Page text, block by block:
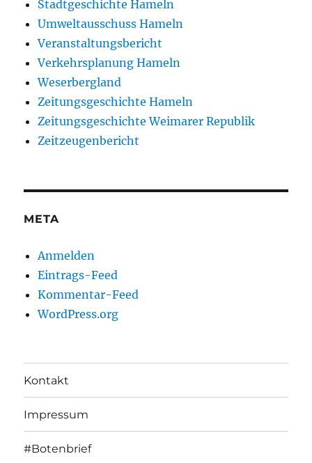
Stadtgeschichte Hameln
Umweltausschuss Hameln
Veranstaltungsbericht
Verkehrsplanung Hameln
Weserbergland
Zeitungsgeschichte Hameln
Zeitungsgeschichte Weimarer Republik
Zeitzeugenbericht
META
Anmelden
Eintrags-Feed
Kommentar-Feed
WordPress.org
Kontakt
Impressum
#Botenbrief